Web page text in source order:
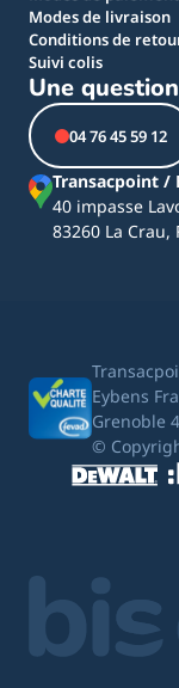
Modes de livraison
Conditions de
Suivi colis
Une
04 76 45 59 12
Transacpoint /
40 impasse
83260 La Crau,
Eybens
Grenoble
©